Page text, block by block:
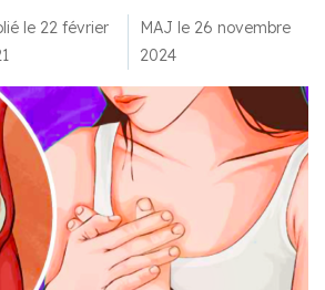
le 22 février
MAJ le 26 novembre
2024